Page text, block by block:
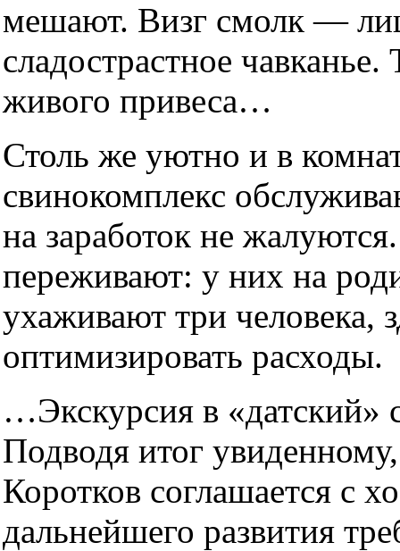
мешают. Визг смолк —
сладострастное
живого привеса…
Столь же уютно и в
свинокомплекс
на заработок не
переживают: у них на
ухаживают три человека,
оптимизировать расходы.
…Экскурсия в «датский»
Подводя итог
Коротков соглашается с
дальнейшего развития